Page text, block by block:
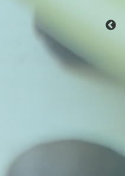
花神 La Folie
$500